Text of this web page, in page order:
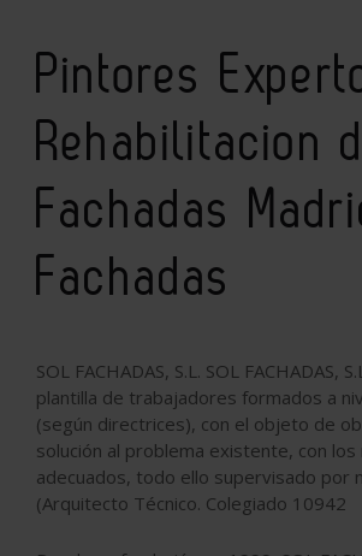
Pintores
Rehabilitacion
Fachadas
Fachadas
SOL FACHADAS, S.L. SOL FACHADAS,
plantilla de trabajadores formados a
(según directrices), con el objeto de
solución al problema existente, con
adecuados, todo ello supervisado por
(Arquitecto Técnico. Colegiado 10942